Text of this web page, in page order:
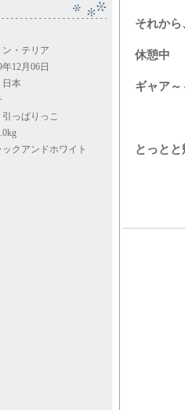
・テリア
年12月06日
日本
引っぱりっこ
ックアンドホワイト
それか
休憩中
ギャア
とっと